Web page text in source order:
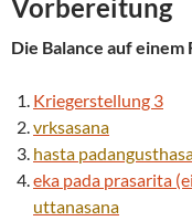
Vorbereitung
Die Balance auf
Kriegerstellung 3
vrksasana
hasta
eka pada prasarita
uttanasana